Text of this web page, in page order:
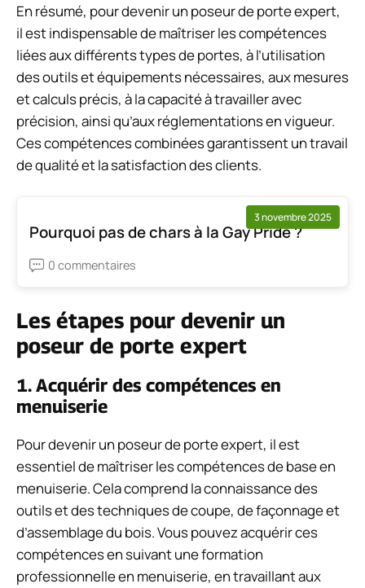
En résumé, pour devenir un poseur de porte expert,
il est indispensable de maîtriser les compétences
liées aux différents types de portes, à l’utilisation
des outils et équipements nécessaires, aux mesures
et calculs précis, à la capacité à travailler avec
précision, ainsi qu’aux réglementations en vigueur.
Ces compétences combinées garantissent un travail
de qualité et la satisfaction des clients.
3 novembre 2025
Pourquoi pas de chars à la Gay Pride ?
0 commentaires
Les étapes pour devenir un
poseur de porte expert
1. Acquérir des compétences en
menuiserie
Pour devenir un poseur de porte expert, il est
essentiel de maîtriser les compétences de base en
menuiserie. Cela comprend la connaissance des
outils et des techniques de coupe, de façonnage et
d’assemblage du bois. Vous pouvez acquérir ces
compétences en suivant une formation
professionnelle en menuiserie, en travaillant aux